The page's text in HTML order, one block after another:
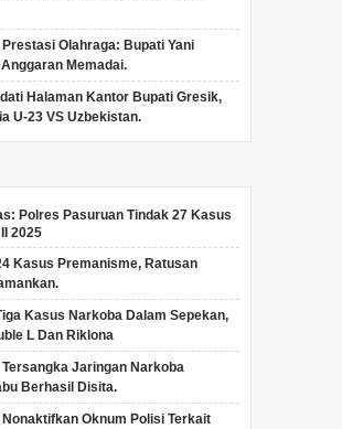
Olahraga: Bupati Yani
Memadai.
Halaman Kantor Bupati Gresik,
U-23 VS Uzbekistan.
Polres Pasuruan Tindak 27 Kasus
2025
Kasus Premanisme, Ratusan
Kasus Narkoba Dalam Sepekan,
L Dan Riklona
Jaringan Narkoba
Berhasil Disita.
Oknum Polisi Terkait